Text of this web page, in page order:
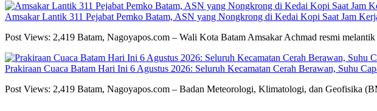
Amsakar Lantik 311 Pejabat Pemko Batam, ASN yang Nongkrong di Kedai Kopi Saat Jam
Post Views: 2,419 Batam, Nagoyapos.com – Wali Kota Batam Amsakar Achmad resmi
Prakiraan Cuaca Batam Hari Ini 6 Agustus 2026: Seluruh Kecamatan Cerah Berawan, Suhu
Post Views: 2,419 Batam, Nagoyapos.com – Badan Meteorologi, Klimatologi, dan Geofisika